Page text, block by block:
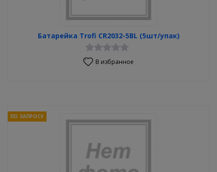
Батарейка Trofi CR2032-5BL (5шт/упак)
В избранное
ПО ЗАПРОСУ